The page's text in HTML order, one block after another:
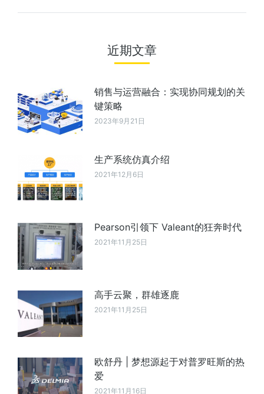
近期文章
销售与运营融合：实现协同规划的关
键策略
2023年9月21日
生产系统仿真介绍
2021年12月6日
Pearson引领下 Valeant的狂奔时代
2021年11月25日
高手云聚，群雄逐鹿
2021年11月25日
欧舒丹 | 梦想源起于对普罗旺斯的热
爱
2021年11月16日